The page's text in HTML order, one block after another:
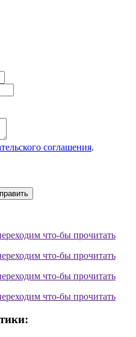
соглашения.
что-бы прочитать
что-бы прочитать
что-бы прочитать
что-бы прочитать